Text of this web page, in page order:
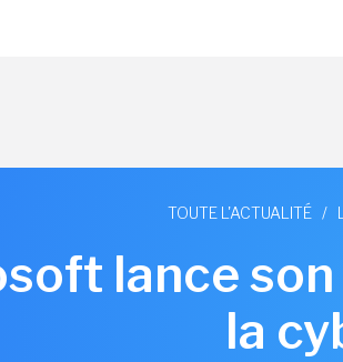
TOUTE L'ACTUALITÉ /
lance
la